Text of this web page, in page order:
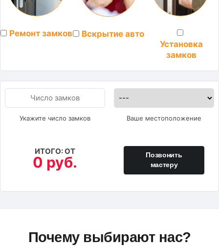
Ремонт замков
Вскрытие авто
Установка
замков
Укажите число замков Ваше местоположение
ИТОГО: ОТ
0 руб.
Позвонить
мастеру
Почему выбирают нас?